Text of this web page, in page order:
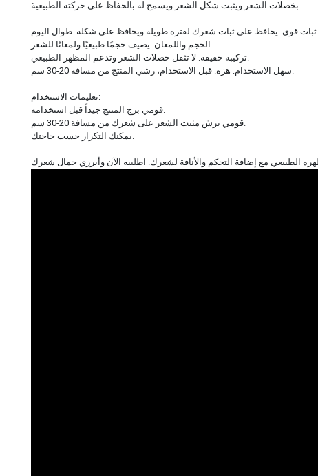
بخصلات الشعر ويثبت شكل الشعر ويسمح له بالحفاظ على حركته الطبيعية.
ثبات قوي: يحافظ على ثبات شعرك لفترة طويلة ويحافظ على شكله. طوال اليوم.
الحجم واللمعان: يضيف حجمًا طبيعيًا ولمعانًا للشعر.
تركيبة خفيفة: لا تثقل خصلات الشعر وتدعم المظهر الطبيعي.
سهل الاستخدام: هزه. قبل الاستخدام، رشي المنتج من مسافة 20-30 سم.
تعليمات الاستخدام:
قومي برج المنتج جيداً قبل استخدامه.
قومي برش مثبت الشعر على شعرك من مسافة 20-30 سم.
يمكنك التكرار حسب حاجتك.